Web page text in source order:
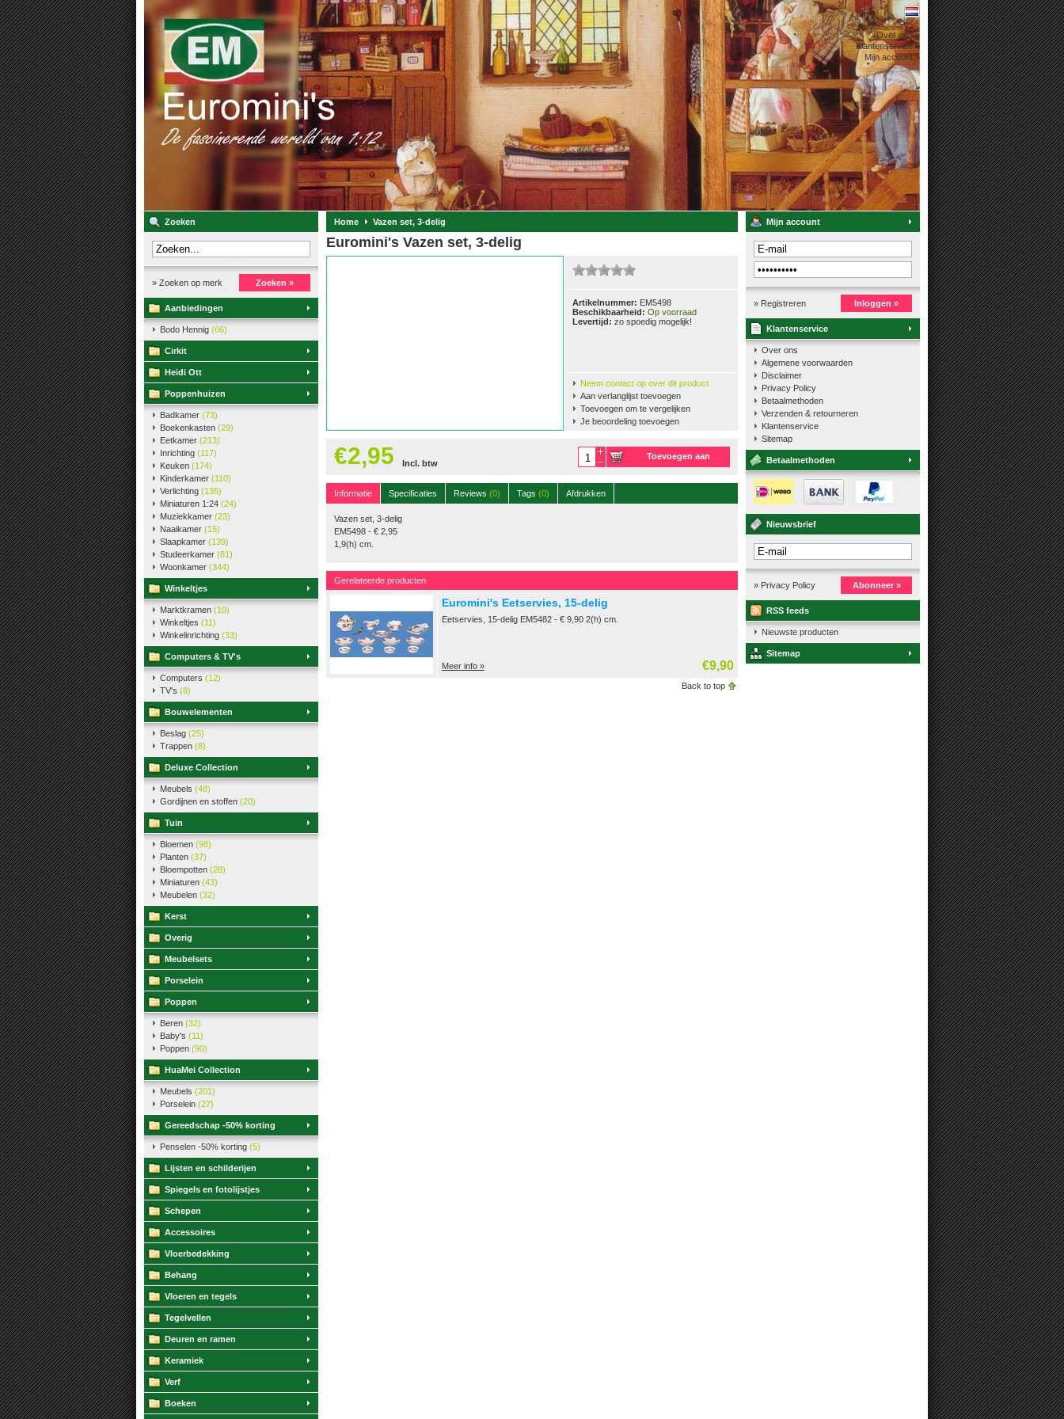
Over ons »
Klantenservice »
Mijn account »
Zoeken
» Zoeken op merk Zoeken »
Aanbiedingen
Bodo Hennig (66)
Cirkit
Heidi Ott
Poppenhuizen
Badkamer (73)
Boekenkasten (29)
Eetkamer (213)
Inrichting (117)
Keuken (174)
Kinderkamer (110)
Verlichting (135)
Miniaturen 1:24 (24)
Muziekkamer (23)
Naaikamer (15)
Slaapkamer (139)
Studeerkamer (81)
Woonkamer (344)
Winkeltjes
Marktkramen (10)
Winkeltjes (11)
Winkelinrichting (33)
Computers & TV's
Computers (12)
TV's (8)
Bouwelementen
Beslag (25)
Trappen (8)
Deluxe Collection
Meubels (48)
Gordijnen en stoffen (20)
Tuin
Bloemen (98)
Planten (37)
Bloempotten (28)
Miniaturen (43)
Meubelen (32)
Kerst
Overig
Meubelsets
Porselein
Poppen
Beren (32)
Baby's (11)
Poppen (90)
HuaMei Collection
Meubels (201)
Porselein (27)
Gereedschap -50% korting
Penselen -50% korting (5)
Lijsten en schilderijen
Spiegels en fotolijstjes
Schepen
Accessoires
Vloerbedekking
Behang
Vloeren en tegels
Tegelvellen
Deuren en ramen
Keramiek
Verf
Boeken
Home Vazen set, 3-delig
Euromini's Vazen set, 3-delig
Artikelnummer: EM5498
Beschikbaarheid: Op voorraad
Levertijd: zo spoedig mogelijk!
Neem contact op over dit product
Aan verlanglijst toevoegen
Toevoegen om te vergelijken
Je beoordeling toevoegen
€2,95 Incl. btw
Toevoegen aan
Informatie
Specificaties Reviews (0) Tags (0) Afdrukken
Vazen set, 3-delig
EM5498 - € 2,95
1,9(h) cm.
Gerelateerde producten
Euromini's Eetservies, 15-delig
Eetservies, 15-delig EM5482 - € 9,90 2(h) cm.
Meer info » €9,90
Back to top
Mijn account
» Registreren Inloggen »
Klantenservice
Over ons
Algemene voorwaarden
Disclaimer
Privacy Policy
Betaalmethoden
Verzenden & retourneren
Klantenservice
Sitemap
Betaalmethoden
Nieuwsbrief
» Privacy Policy Abonneer »
RSS feeds
Nieuwste producten
Sitemap